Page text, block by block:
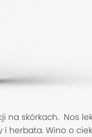
skórkach. Nos
i herbata. Wino o